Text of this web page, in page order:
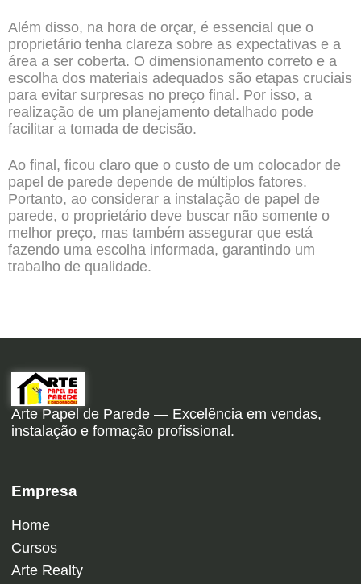
Além disso, na hora de orçar, é essencial que o
proprietário tenha clareza sobre as expectativas e a
área a ser coberta. O dimensionamento correto e a
escolha dos materiais adequados são etapas cruciais
para evitar surpresas no preço final. Por isso, a
realização de um planejamento detalhado pode
facilitar a tomada de decisão.
Ao final, ficou claro que o custo de um colocador de
papel de parede depende de múltiplos fatores.
Portanto, ao considerar a instalação de papel de
parede, o proprietário deve buscar não somente o
melhor preço, mas também assegurar que está
fazendo uma escolha informada, garantindo um
trabalho de qualidade.
Arte Papel de Parede — Excelência em vendas,
instalação e formação profissional.
Empresa
Home
Cursos
Arte Realty